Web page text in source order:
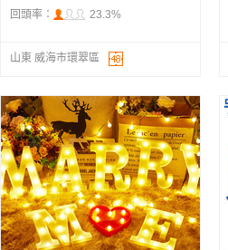
回頭率：
23.3%
山東 威海市環翠區